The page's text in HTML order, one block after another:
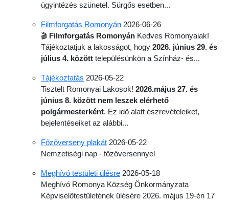
ügyintézés szünetel. Sürgős esetben...
Filmforgatás Romonyán 2026-06-26
🎬 Filmforgatás Romonyán Kedves Romonyaiak!
Tájékoztatjuk a lakosságot, hogy 2026. június 29. és
július 4. között településünkön a Színház- és...
Tájékoztatás 2026-05-22
Tisztelt Romonyai Lakosok! 2026.május 27. és
június 8. között nem leszek elérhető
polgármesterként. Ez idő alatt észrevételeiket,
bejelentéseiket az alábbi...
Főzőverseny plakát 2026-05-22
Nemzetiségi nap - főzőversennyel
Meghívó testületi ülésre 2026-05-18
Meghívó Romonya Község Önkormányzata
Képviselő­testületének ülésére 2026. május 19-én 17